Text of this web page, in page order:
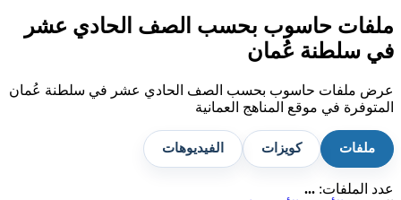
ملفات حاسوب بحسب الصف الحادي عشر
في سلطنة عُمان
عرض ملفات حاسوب بحسب الصف الحادي عشر في سلطنة عُمان
المتوفرة في موقع المناهج العمانية
ملفات كويزات الفيديوهات
عدد الملفات: ...